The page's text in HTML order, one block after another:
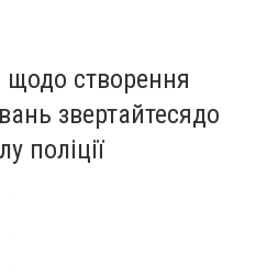
створення
звертайтесядо
поліції